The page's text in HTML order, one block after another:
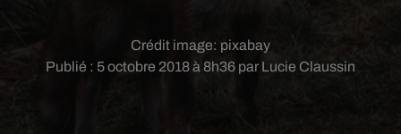
Publié : 5 octobre 2018 à 8h36 par Lucie Claussin
Crédit image: pixabay